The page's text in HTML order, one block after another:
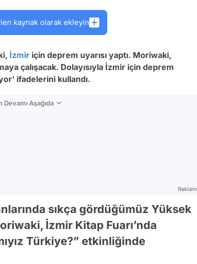
kaynak olarak ekleyin
İzmir için deprem uyarısı yaptı. Moriwaki,
çalışacak. Dolayısıyla İzmir için deprem
' ifadelerini kullandı.
Devamı Aşağıda
Reklam
sıkça gördüğümüz Yüksek
İzmir Kitap Fuarı’nda
Türkiye?” etkinliğinde